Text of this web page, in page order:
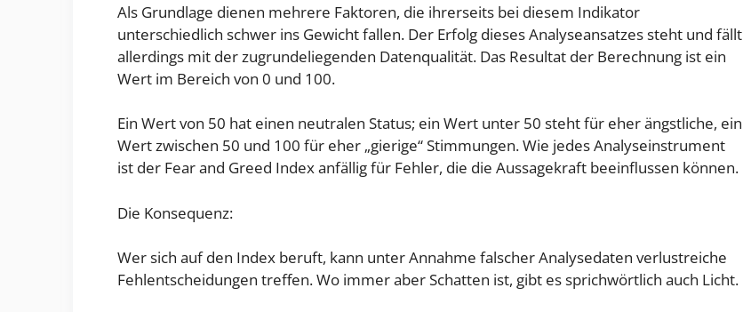
Als Grundlage dienen mehrere Faktoren, die ihrerseits bei diesem Indikator
unterschiedlich schwer ins Gewicht fallen. Der Erfolg dieses Analyseansatzes steht und fällt
allerdings mit der zugrundeliegenden Datenqualität. Das Resultat der Berechnung ist ein
Wert im Bereich von 0 und 100.
Ein Wert von 50 hat einen neutralen Status; ein Wert unter 50 steht für eher ängstliche, ein
Wert zwischen 50 und 100 für eher „gierige“ Stimmungen. Wie jedes Analyseinstrument
ist der Fear and Greed Index anfällig für Fehler, die die Aussagekraft beeinflussen können.
Die Konsequenz:
Wer sich auf den Index beruft, kann unter Annahme falscher Analysedaten verlustreiche
Fehlentscheidungen treffen. Wo immer aber Schatten ist, gibt es sprichwörtlich auch Licht.